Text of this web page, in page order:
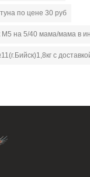
по цене 30 руб
М5 на 5/40 мама/мама в
с